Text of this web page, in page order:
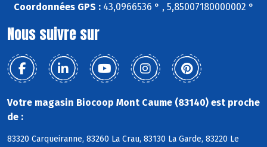
Coordonnées GPS :43,0966536 ° , 5,85007180000002 °
Nous suivre sur
Votre magasin Biocoop Mont Caume (83140) est proche
de :
83320 Carqueiranne, 83260 La Crau, 83130 La Garde, 83220 Le